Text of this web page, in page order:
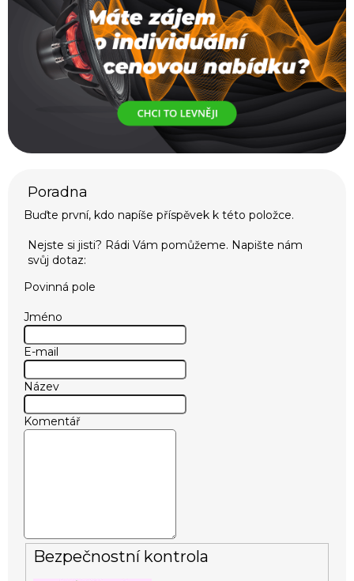
Buďte první, kdo napíše příspěvek k této položce.
Povinná pole
Jméno
E-mail
Název
Komentář
Bezpečnostní kontrola